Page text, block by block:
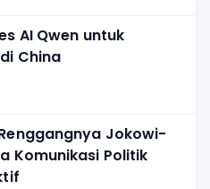
AI Qwen untuk
China
Jokowi-
Komunikasi Politik